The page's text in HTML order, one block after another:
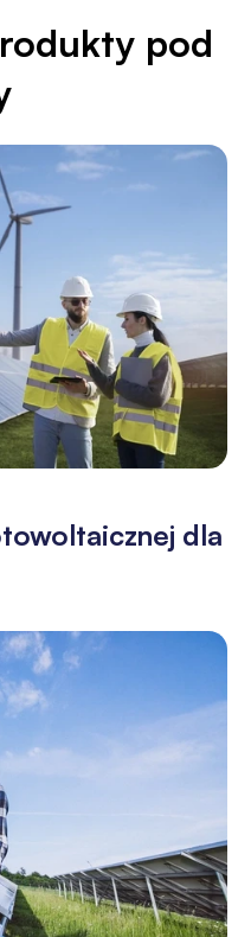
pod
dla